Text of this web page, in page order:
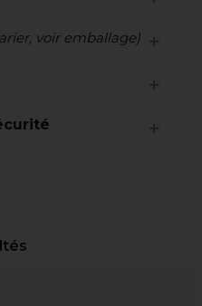
voir emballage)